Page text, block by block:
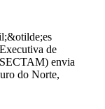
de
envia
do Norte,